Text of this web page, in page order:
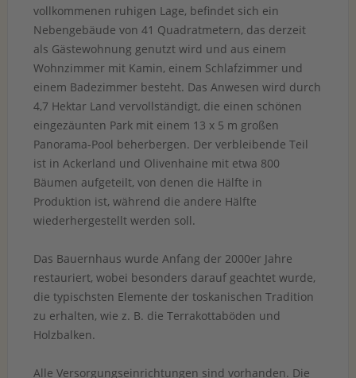
vollkommenen ruhigen Lage, befindet sich ein
Nebengebäude von 41 Quadratmetern, das derzeit
als Gästewohnung genutzt wird und aus einem
Wohnzimmer mit Kamin, einem Schlafzimmer und
einem Badezimmer besteht. Das Anwesen wird durch
4,7 Hektar Land vervollständigt, die einen schönen
eingezäunten Park mit einem 13 x 5 m großen
Panorama-Pool beherbergen. Der verbleibende Teil
ist in Ackerland und Olivenhaine mit etwa 800
Bäumen aufgeteilt, von denen die Hälfte in
Produktion ist, während die andere Hälfte
wiederhergestellt werden soll.
Das Bauernhaus wurde Anfang der 2000er Jahre
restauriert, wobei besonders darauf geachtet wurde,
die typischsten Elemente der toskanischen Tradition
zu erhalten, wie z. B. die Terrakottaböden und
Holzbalken.
Alle Versorgungseinrichtungen sind vorhanden. Die